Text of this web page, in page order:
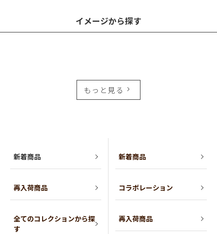
イメージから探す
もっと見る
新着商品
再入荷商品
全てのコレクションから探
す
新着商品
コラボレーション
再入荷商品